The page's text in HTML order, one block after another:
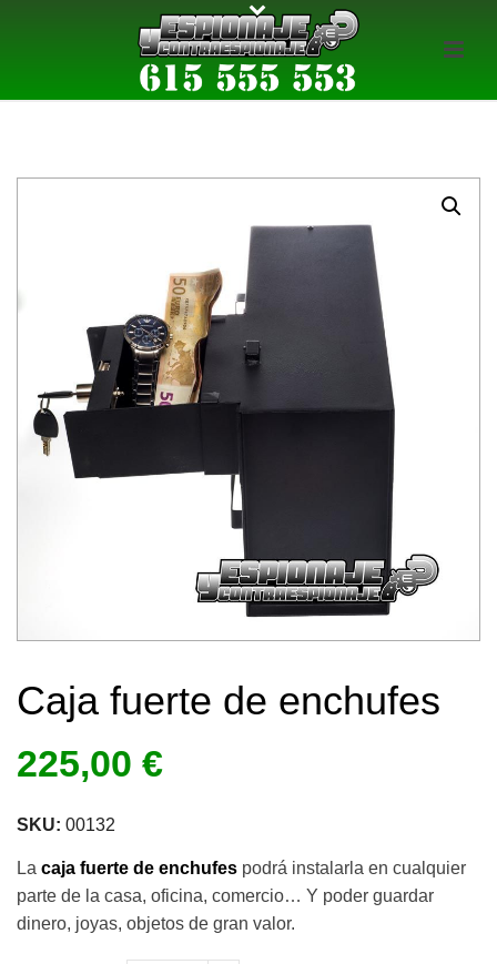
Caja fuerte de enchufes
225,00 €
SKU: 00132
La caja fuerte de enchufes podrá instalarla en cualquier
parte de la casa, oficina, comercio… Y poder guardar
dinero, joyas, objetos de gran valor.